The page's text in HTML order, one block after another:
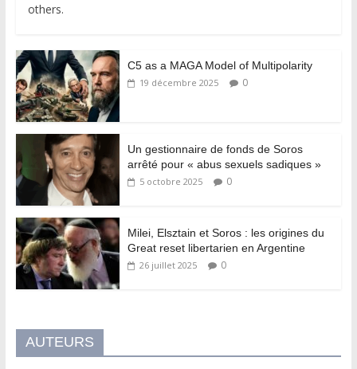
others.
C5 as a MAGA Model of Multipolarity
19 décembre 2025 0
Un gestionnaire de fonds de Soros
arrêté pour « abus sexuels sadiques »
5 octobre 2025 0
Milei, Elsztain et Soros : les origines du
Great reset libertarien en Argentine
26 juillet 2025 0
AUTEURS